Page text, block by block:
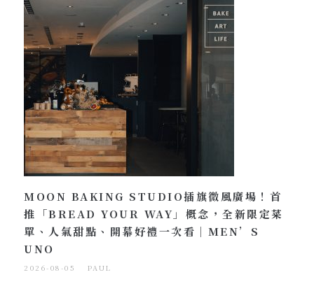
MOON BAKING STUDIO插旗微風廣場！首
推「BREAD YOUR WAY」概念，全新限定菜
單、人氣甜點、開幕好禮一次看｜MEN’S
UNO
2026-08-05 PAUL